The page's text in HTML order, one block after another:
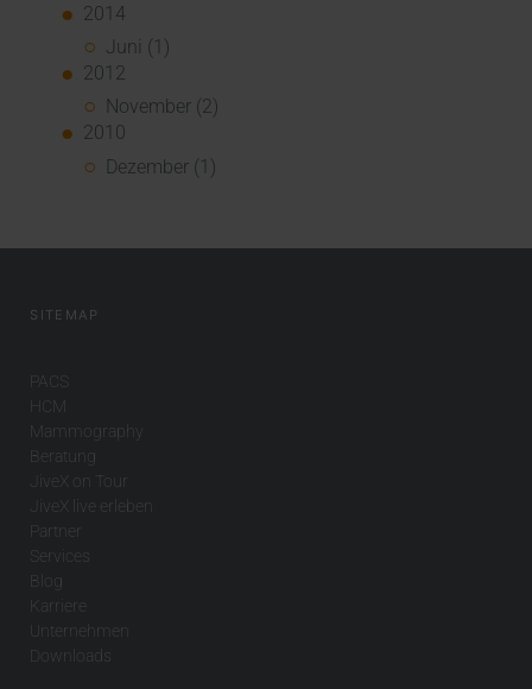
2014
Juni (1)
2012
November (2)
2010
Dezember (1)
SITEMAP
PACS
HCM
Mammography
Beratung
JiveX on Tour
JiveX live erleben
Partner
Services
Blog
Karriere
Unternehmen
Downloads